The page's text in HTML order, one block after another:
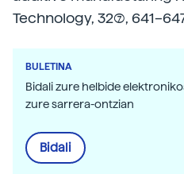
Technology, 32(7),
BULETINA
Bidali zure helbide
zure sarrera-ontzian
Bidali